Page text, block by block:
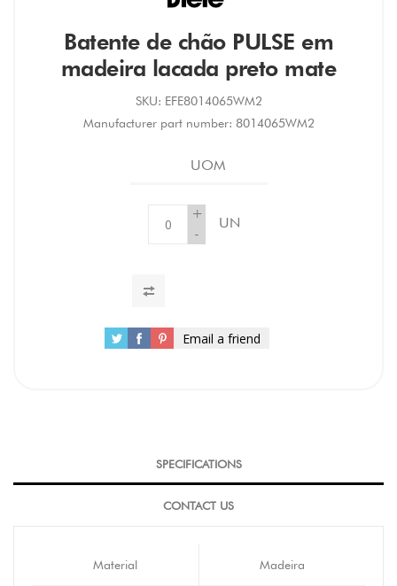
Batente de chão PULSE em
madeira lacada preto mate
SKU: EFE8014065WM2
Manufacturer part number: 8014065WM2
UOM
+
-
UN
Email a friend
SPECIFICATIONS
CONTACT US
Material Madeira